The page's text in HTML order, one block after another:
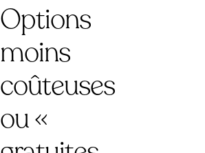
Options
moins
coûteuses
ou «